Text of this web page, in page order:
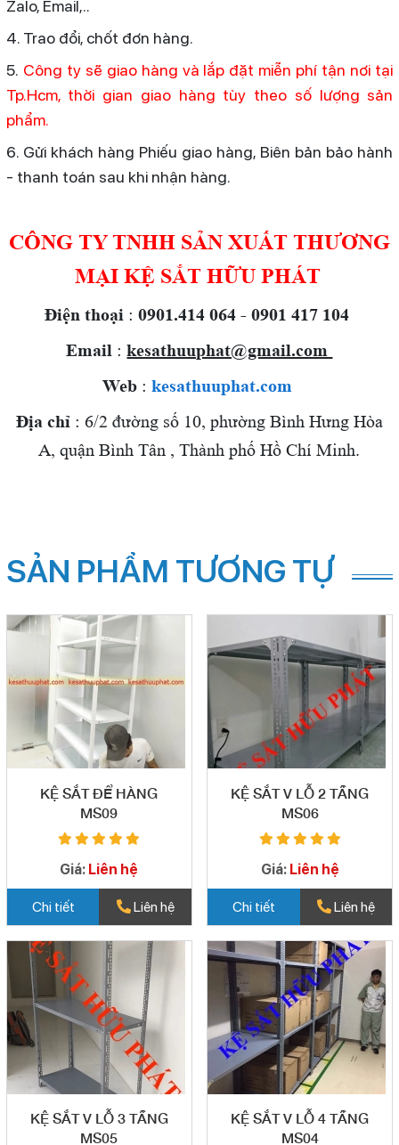
Zalo, Email,..
4. Trao đổi, chốt đơn hàng.
5. Công ty sẽ giao hàng và lắp đặt miễn phí tận nơi tại
Tp.Hcm, thời gian giao hàng tùy theo số lượng sản
phẩm.
6. Gửi khách hàng Phiếu giao hàng, Biên bản bảo hành
- thanh toán sau khi nhận hàng.
CÔNG TY TNHH SẢN XUẤT THƯƠNG
MẠI KỆ SẮT HỮU PHÁT
Điện thoại : 0901.414 064 - 0901 417 104
Email :kesathuuphat@gmail.com
Web : kesathuuphat.com
Địa chỉ : 6/2 đường số 10, phường Bình Hưng Hòa
A, quận Bình Tân , Thành phố Hồ Chí Minh.
SẢN PHẨM TƯƠNG TỰ
KỆ SẮT ĐỂ HÀNG
MS09
Giá: Liên hệ
Chi tiết Liên hệ
KỆ SẮT V LỖ 2 TẦNG
MS06
Giá: Liên hệ
Chi tiết Liên hệ
KỆ SẮT V LỖ 3 TẦNG
MS05
KỆ SẮT V LỖ 4 TẦNG
MS04